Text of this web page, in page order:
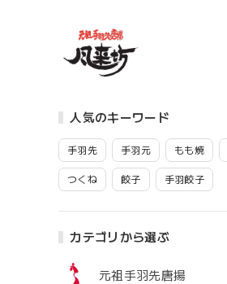
人気のキーワード
手羽先 手羽元 もも焼
つくね 餃子 手羽餃子
カテゴリから選ぶ
元祖手羽先唐揚